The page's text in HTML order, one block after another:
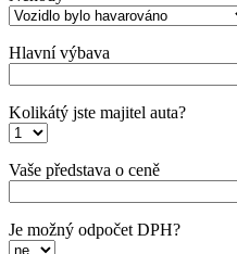
Hlavní výbava
Kolikátý jste majitel auta?
Vaše představa o ceně
Je možný odpočet DPH?